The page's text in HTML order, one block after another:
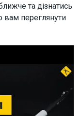
та дізнатись
вам переглянути